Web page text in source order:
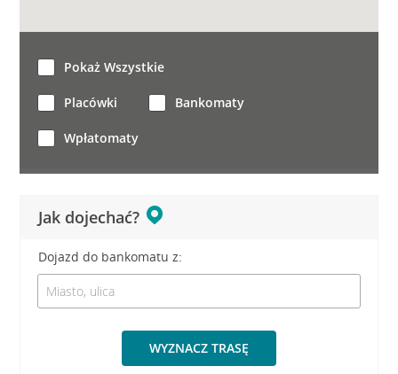
Jak dojechać?
Dojazd do bankomatu z:
WYZNACZ TRASĘ
Pokaż Wszystkie
Placówki Bankomaty
Wpłatomaty